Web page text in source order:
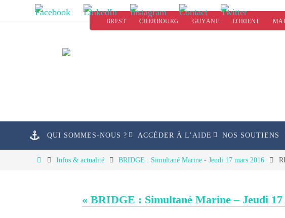
BREST CHERBOURG GUYANE LORIENT
QUI SOMMES-NOUS ? ACCÉDER À L’AIDE NOS SOUTIENS
HomeInfos & actualité BRIDGE : Simultané Marine - Jeudi 17 mars 2016
« BRIDGE : Simultané Marine – Jeudi 17